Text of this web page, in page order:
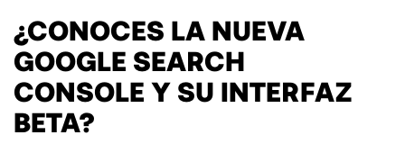
¿CONOCES LA NUEVA
GOOGLE SEARCH
CONSOLE Y SU INTERFAZ
BETA?